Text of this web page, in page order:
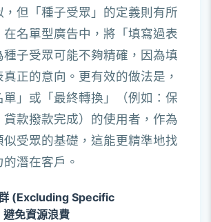
但「種子受眾」的定義則有所
在名單型廣告中，將「填寫過表
種子受眾可能不夠精確，因為填
正的意向。更有效的做法是，
單」或「最終轉換」（例如：保
貸款撥款完成）的使用者，作為
似受眾的基礎，這能更精準地找
潛在客戶。
(Excluding Specific
免資源浪費